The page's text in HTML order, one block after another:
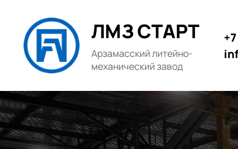
ЛМЗ СТАРТ
Арзамасский литейно-
механический завод